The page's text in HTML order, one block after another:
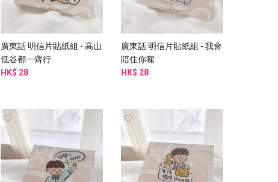
廣東話 明信片貼紙組 - 高山
低谷都一齊行
HK$ 28
廣東話 明信片貼紙組 - 我會
陪住你㗎
HK$ 28